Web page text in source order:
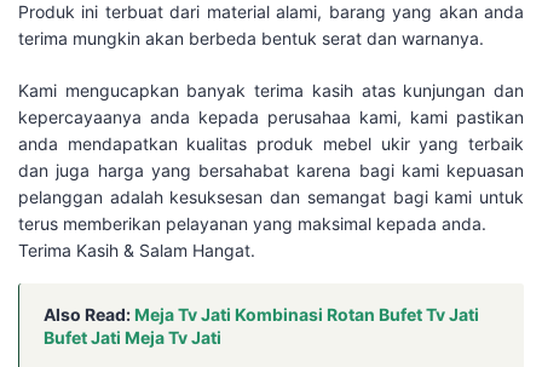
Produk ini terbuat dari material alami, barang yang akan anda
terima mungkin akan berbeda bentuk serat dan warnanya.
Kami mengucapkan banyak terima kasih atas kunjungan dan
kepercayaanya anda kepada perusahaa kami, kami pastikan
anda mendapatkan kualitas produk mebel ukir yang terbaik
dan juga harga yang bersahabat karena bagi kami kepuasan
pelanggan adalah kesuksesan dan semangat bagi kami untuk
terus memberikan pelayanan yang maksimal kepada anda.
Terima Kasih & Salam Hangat.
Also Read:Meja Tv Jati Kombinasi Rotan Bufet Tv Jati
Bufet Jati Meja Tv Jati